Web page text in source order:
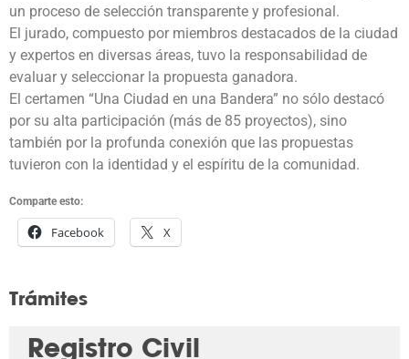
un proceso de selección transparente y profesional.
El jurado, compuesto por miembros destacados de la ciudad
y expertos en diversas áreas, tuvo la responsabilidad de
evaluar y seleccionar la propuesta ganadora.
El certamen “Una Ciudad en una Bandera” no sólo destacó
por su alta participación (más de 85 proyectos), sino
también por la profunda conexión que las propuestas
tuvieron con la identidad y el espíritu de la comunidad.
Comparte esto:
Facebook X
Trámites
Registro Civil